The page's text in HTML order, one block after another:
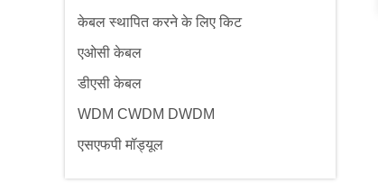
केबल स्थापित करने के लिए किट
एओसी केबल
डीएसी केबल
WDM CWDM DWDM
एसएफपी मॉड्यूल